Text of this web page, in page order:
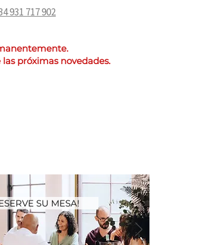
931 717 902
próximas novedades.
SU MESA!